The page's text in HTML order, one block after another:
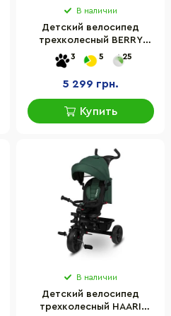
В наличии
Детский велосипед
трехколесный BERRY
Lionelo 82370395 до 25 кг
3 5 25
5 299 грн.
Купить
В наличии
Детский велосипед
трехколесный HAARI